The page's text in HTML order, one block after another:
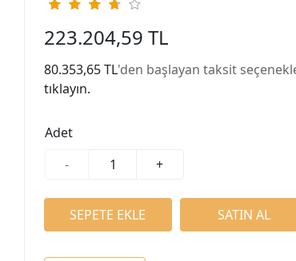
223.204,59 TL
80.353,65 TL'den başlayan taksit
tıklayın.
Adet
-
+